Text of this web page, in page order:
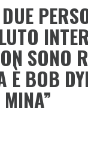
SONO
È BOB
MINA”